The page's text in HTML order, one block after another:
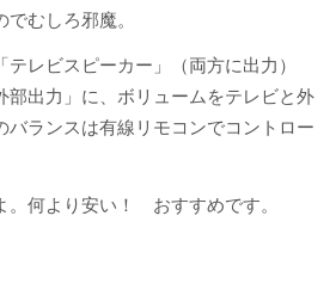
むしろ邪魔。
レビスピーカー」（両方に出力）
出力」に、ボリュームをテレビと外
ランスは有線リモコンでコントロー
。何より安い！ おすすめです。